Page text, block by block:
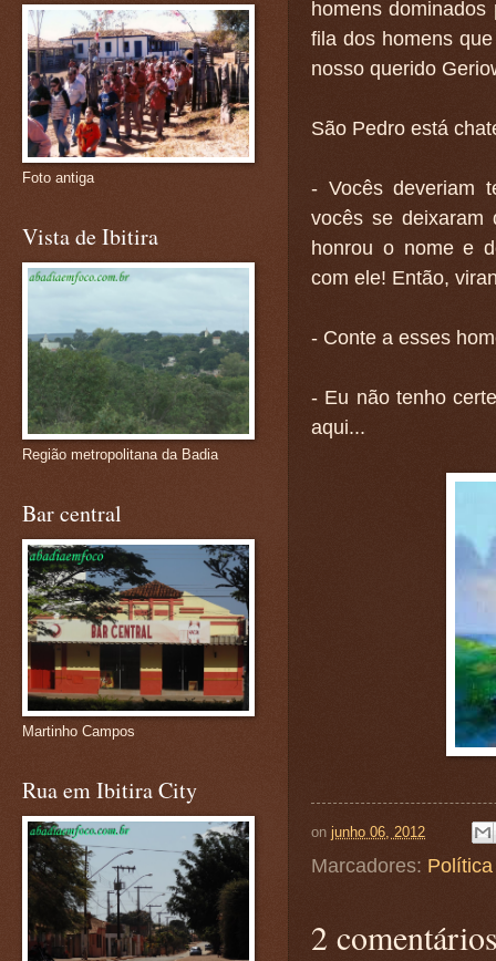
homens
fila dos homens
nosso querido
São Pedro está
- Vocês deveriam
vocês se deixaram
honrou o nome e
com ele! Então,
- Conte a esses
- Eu não tenho
aqui...
on junho 06, 2012
Marcadores: Política
2
Foto antiga
Vista de Ibitira
Região metropolitana da Badia
Bar central
Martinho Campos
Rua em Ibitira City